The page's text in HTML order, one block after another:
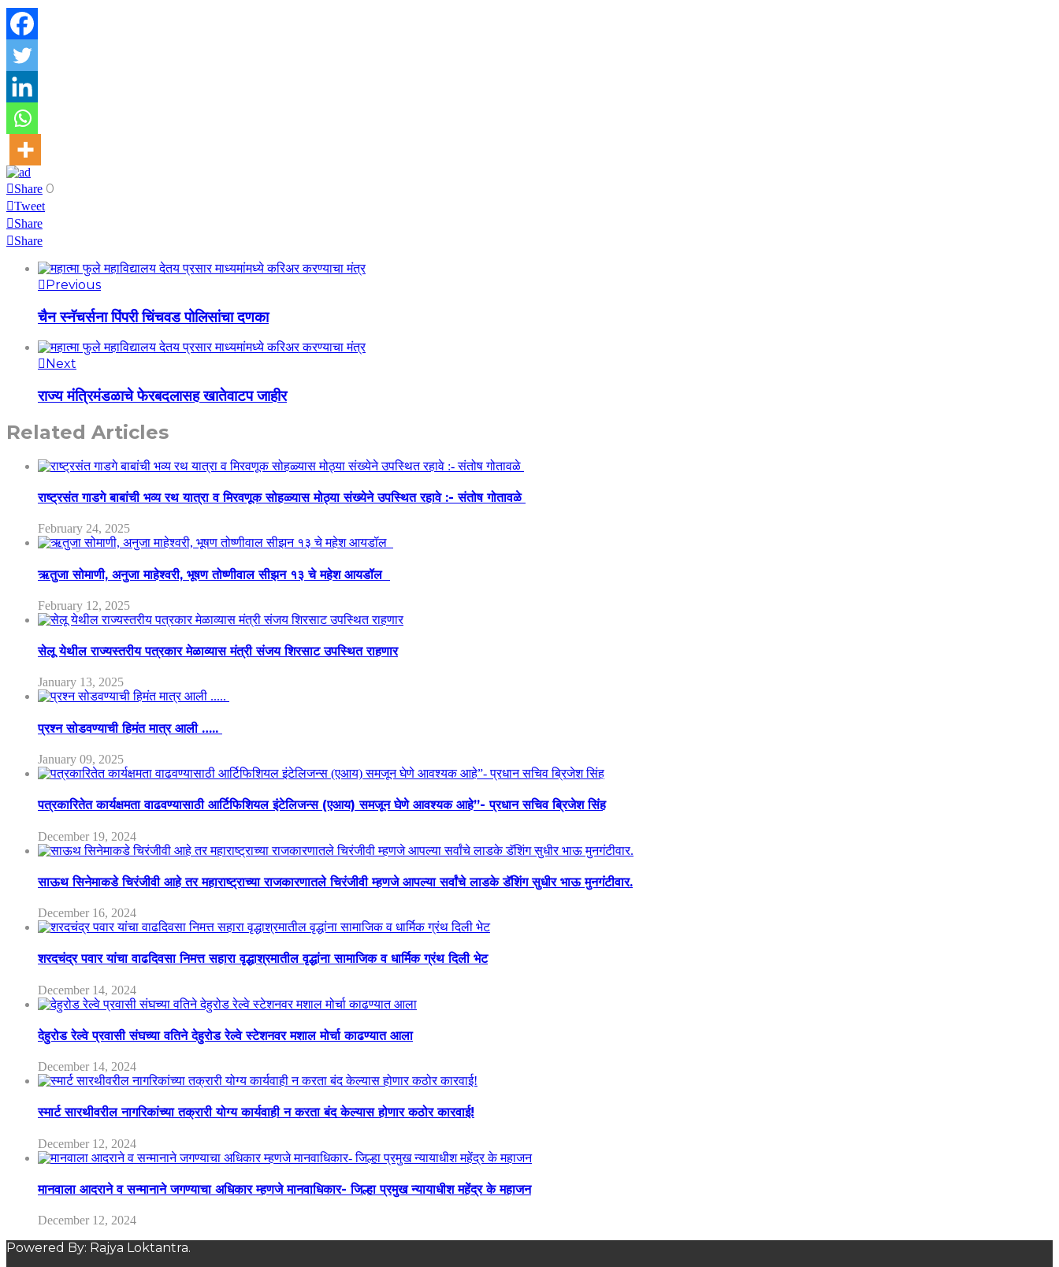
Share 0
Tweet
Share
Share
Previous
चैन स्नॅचर्सना पिंपरी चिंचवड पोलिसांचा दणका
Next
राज्य मंत्रिमंडळाचे फेरबदलासह खातेवाटप जाहीर
Related Articles
राष्ट्रसंत गाडगे बाबांची भव्य रथ यात्रा व मिरवणूक सोहळ्यास मोठ्या संख्येने उपस्थित रहावे :- संतोष गोतावळे
February 24, 2025
ऋतुजा सोमाणी, अनुजा माहेश्वरी, भूषण तोष्णीवाल सीझन १३ चे महेश आयडॉल
February 12, 2025
सेलू येथील राज्यस्तरीय पत्रकार मेळाव्यास मंत्री संजय शिरसाट उपस्थित राहणार
January 13, 2025
प्रश्न सोडवण्याची हिमंत मात्र आली …..
January 09, 2025
पत्रकारितेत कार्यक्षमता वाढवण्यासाठी आर्टिफिशियल इंटेलिजन्स (एआय) समजून घेणे आवश्यक आहे”- प्रधान सचिव ब्रिजेश सिंह
December 19, 2024
साऊथ सिनेमाकडे चिरंजीवी आहे तर महाराष्ट्राच्या राजकारणातले चिरंजीवी म्हणजे आपल्या सर्वांचे लाडके डॅशिंग सुधीर भाऊ मुनगंटीवार.
December 16, 2024
शरदचंद्र पवार यांचा वाढदिवसा निमत्त सहारा वृद्धाश्रमातील वृद्धांना सामाजिक व धार्मिक ग्रंथ दिली भेट
December 14, 2024
देहुरोड रेल्वे प्रवासी संघच्या वतिने देहुरोड रेल्वे स्टेशनवर मशाल मोर्चा काढण्यात आला
December 14, 2024
स्मार्ट सारथीवरील नागरिकांच्या तक्रारी योग्य कार्यवाही न करता बंद केल्यास होणार कठोर कारवाई!
December 12, 2024
मानवाला आदराने व सन्मानाने जगण्याचा अधिकार म्हणजे मानवाधिकार- जिल्हा प्रमुख न्यायाधीश महेंद्र के महाजन
December 12, 2024
Powered By: Rajya Loktantra.